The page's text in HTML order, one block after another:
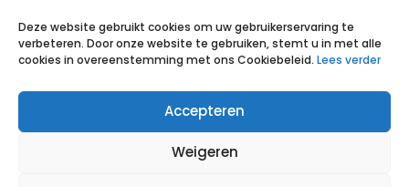
Deze website gebruikt cookies om uw gebruikerservaring te
verbeteren. Door onze website te gebruiken, stemt u in met alle
cookies in overeenstemming met ons Cookiebeleid. Lees verder
Accepteren
Weigeren
inzet van data en ruim 18 jaar ervaring helpen we
zelfstandigen bij het vinden van een passende
SNA certificering